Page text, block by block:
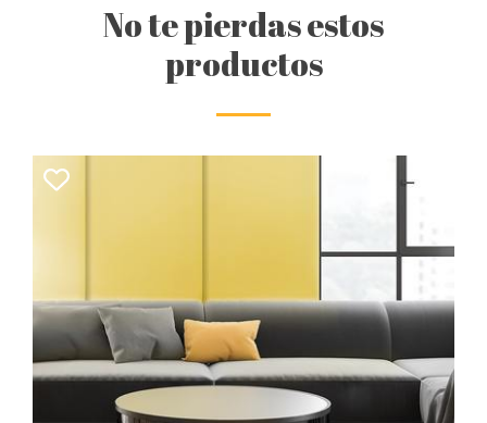
No te pierdas estos
productos